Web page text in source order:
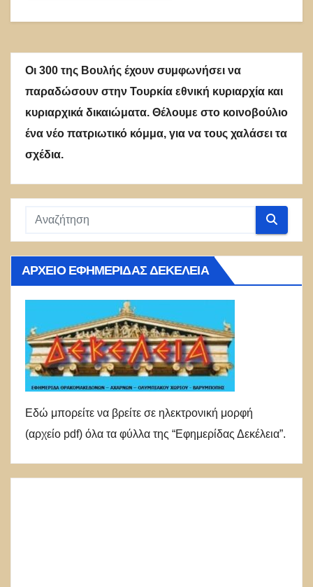
Οι 300 της Βουλής έχουν συμφωνήσει να
παραδώσουν στην Τουρκία εθνική κυριαρχία και
κυριαρχικά δικαιώματα. Θέλουμε στο κοινοβούλιο
ένα νέο πατριωτικό κόμμα, για να τους χαλάσει τα
σχέδια.
ΑΡΧΕΊΟ ΕΦΗΜΕΡΊΔΑΣ ΔΕΚΈΛΕΙΑ
Εδώ μπορείτε να βρείτε σε ηλεκτρονική μορφή
(αρχείο pdf) όλα τα φύλλα της “Εφημερίδας Δεκέλεια”.